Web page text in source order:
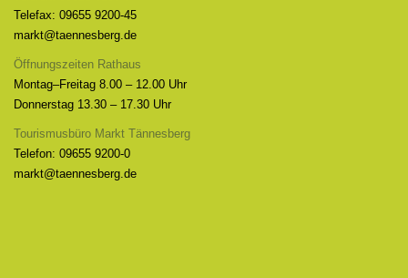
Telefax: 09655 9200-45
markt@taennesberg.de
Öffnungszeiten Rathaus
Montag–Freitag 8.00 – 12.00 Uhr
Donnerstag 13.30 – 17.30 Uhr
Tourismusbüro Markt Tännesberg
Telefon: 09655 9200-0
markt@taennesberg.de